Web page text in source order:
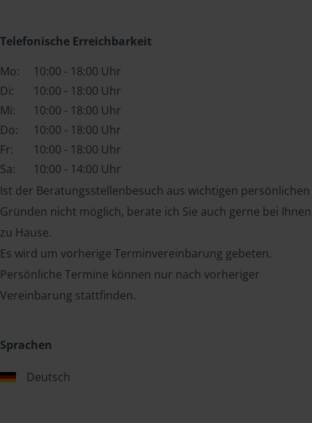
Telefonische Erreichbarkeit
Mo:
10:00 - 18:00 Uhr
Di:
10:00 - 18:00 Uhr
Mi:
10:00 - 18:00 Uhr
Do:
10:00 - 18:00 Uhr
Fr:
10:00 - 18:00 Uhr
Sa:
10:00 - 14:00 Uhr
Ist der Beratungsstellenbesuch aus wichtigen persönlichen
Gründen nicht möglich, berate ich Sie auch gerne bei Ihnen
zu Hause.
Es wird um vorherige Terminvereinbarung gebeten.
Persönliche Termine können nur nach vorheriger
Vereinbarung stattfinden.
Sprachen
Deutsch